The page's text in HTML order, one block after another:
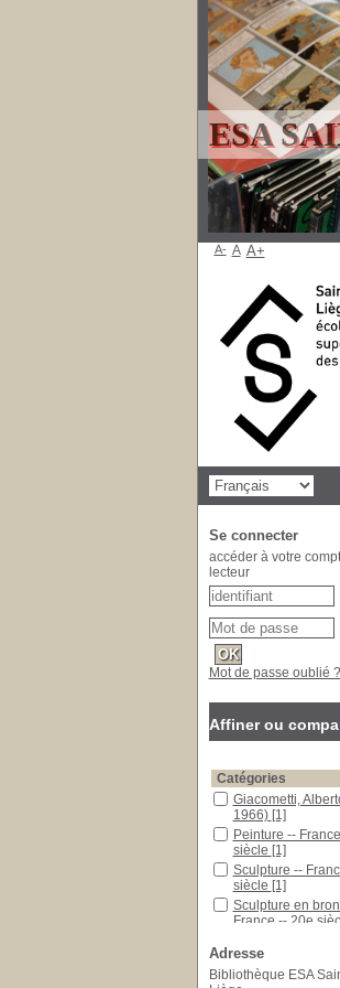
ESA
A- A A+
Se connecter
accéder à votre
lecteur
Mot de passe oublié ?
Affiner ou
Catégories
Giacometti,
1966) [1]
Peinture --
siècle [1]
Sculpture --
siècle [1]
Sculpture en
France -- 20e
Localisation
ESA Saint-Luc
Adresse
Bibliothèque ESA